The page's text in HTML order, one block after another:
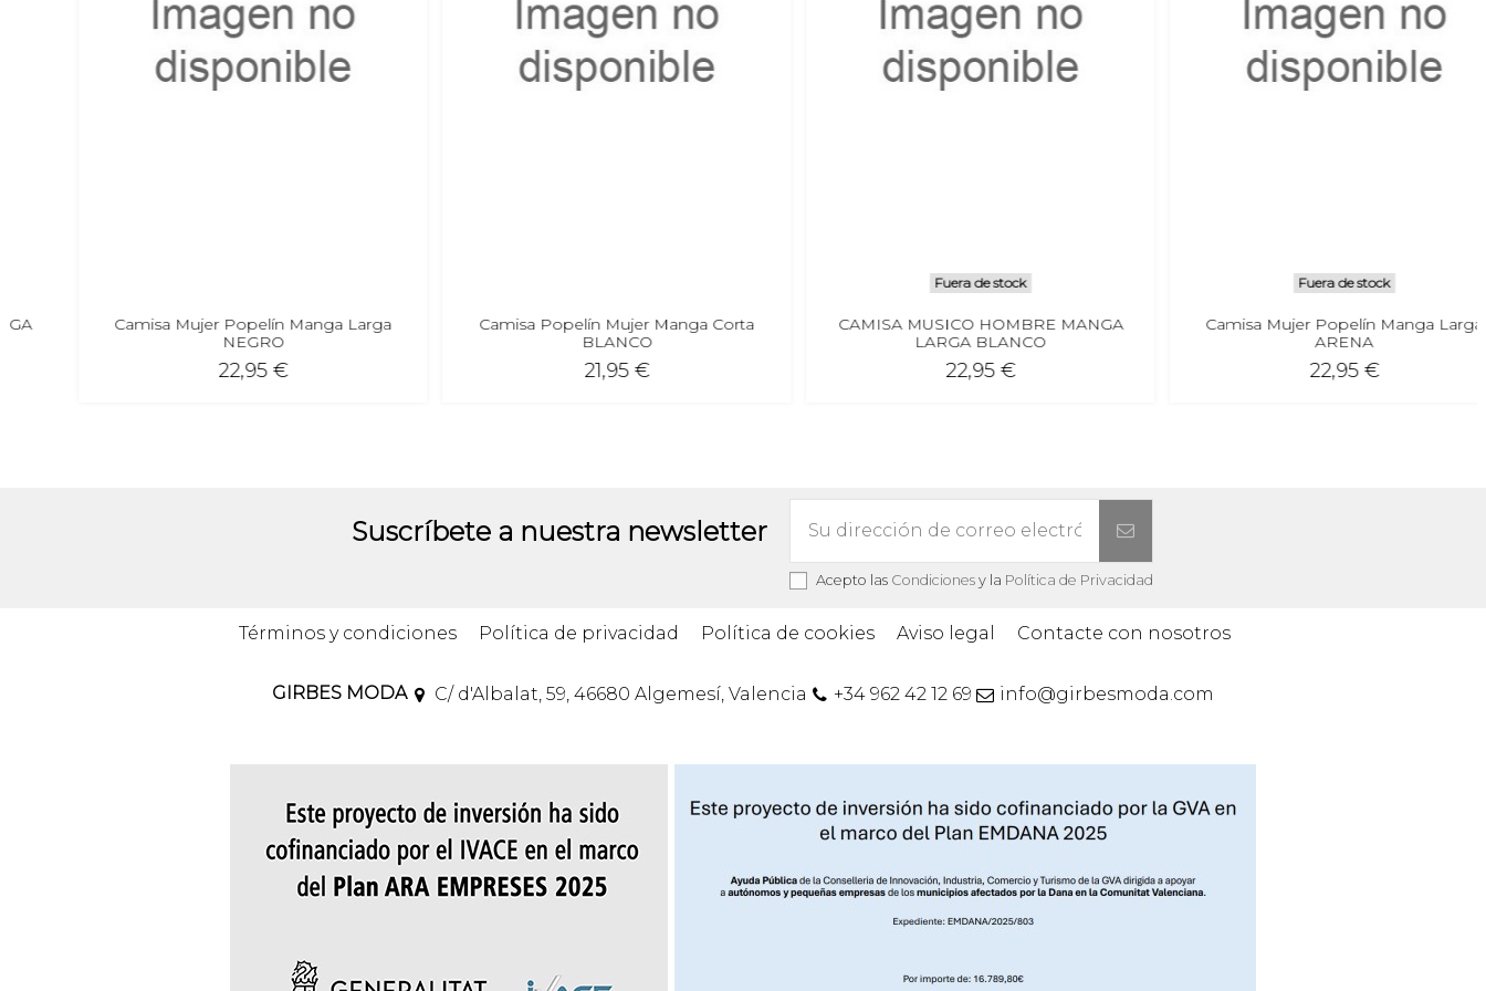
Camisa Mujer Popelín Manga Larga
NEGRO
22,95 €
Camisa Popelín Mujer Manga Corta
BLANCO
21,95 €
Fuera de stock
CAMISA MUSICO HOMBRE MANGA
LARGA BLANCO
22,95 €
Fuera de stock
Camisa Mujer Popelín Manga Larga
ARENA
22,95 €
Suscríbete a nuestra newsletter
Acepto las Condicionesy la Política de Privacidad
Términos y condiciones Política de privacidad Política de cookies Aviso legal Contacte con nosotros
GIRBES MODA C/ d'Albalat, 59, 46680 Algemesí, Valencia +34 962 42 12 69 info@girbesmoda.com